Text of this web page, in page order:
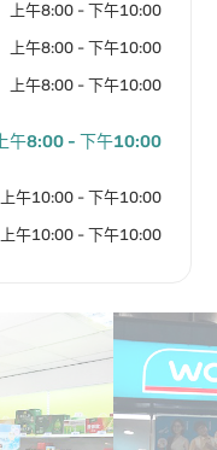
上午8:00 - 下午10:00
上午8:00 - 下午10:00
上午8:00 - 下午10:00
上午8:00 - 下午10:00
上午10:00 - 下午10:00
上午10:00 - 下午10:00